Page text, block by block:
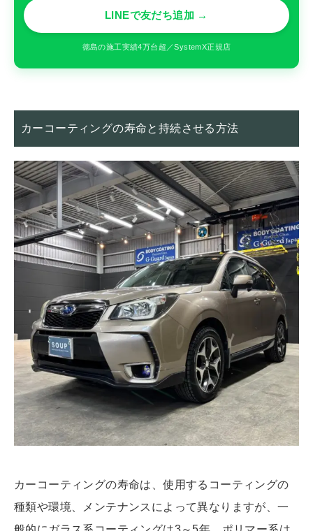
LINEで友だち追加 →
徳島の施工実績4万台超／SystemX正規店
カーコーティングの寿命と持続させる方法
カーコーティングの寿命は、使用するコーティングの
種類や環境、メンテナンスによって異なりますが、一